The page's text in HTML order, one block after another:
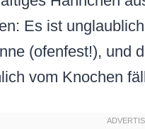
Es ist
(ofenfest!), und
vom Knochen